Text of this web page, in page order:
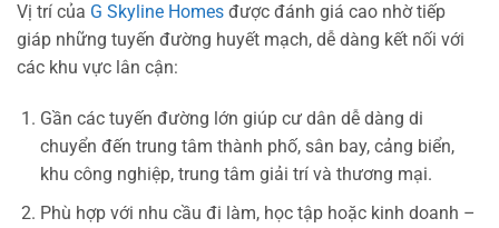
Vị trí của G Skyline Homes được đánh giá cao nhờ tiếp
giáp những tuyến đường huyết mạch, dễ dàng kết nối với
các khu vực lân cận:
Gần các tuyến đường lớn giúp cư dân dễ dàng di
chuyển đến trung tâm thành phố, sân bay, cảng biển,
khu công nghiệp, trung tâm giải trí và thương mại.
Phù hợp với nhu cầu đi làm, học tập hoặc kinh doanh –